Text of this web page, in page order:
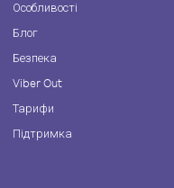
Особливості
Блог
Безпека
Viber Out
Тарифи
Підтримка